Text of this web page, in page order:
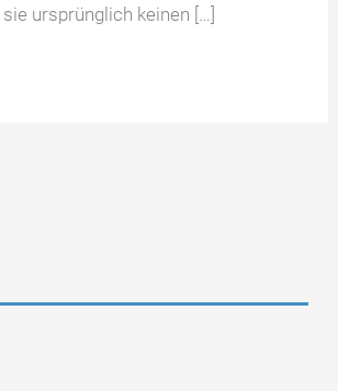
ursprünglich keinen […]